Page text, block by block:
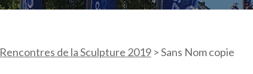
Rencontres de la Sculpture 2019>Sans Nom copie